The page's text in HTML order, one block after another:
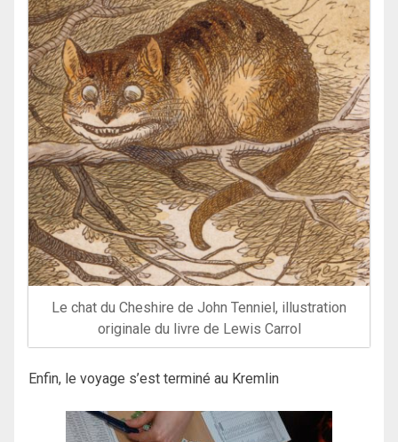
Le chat du Cheshire de John Tenniel, illustration
originale du livre de Lewis Carrol
Enfin, le voyage s’est terminé au Kremlin